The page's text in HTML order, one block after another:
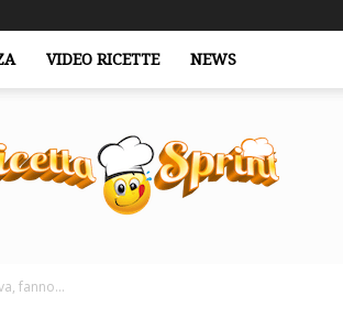
VIDEO RICETTE NEWS
fanno...